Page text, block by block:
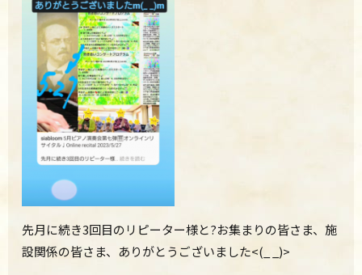
先月に続き3回目のリピーター様と?お集まりの皆さま、施
設関係の皆さま、ありがとうございました<(_ _)>